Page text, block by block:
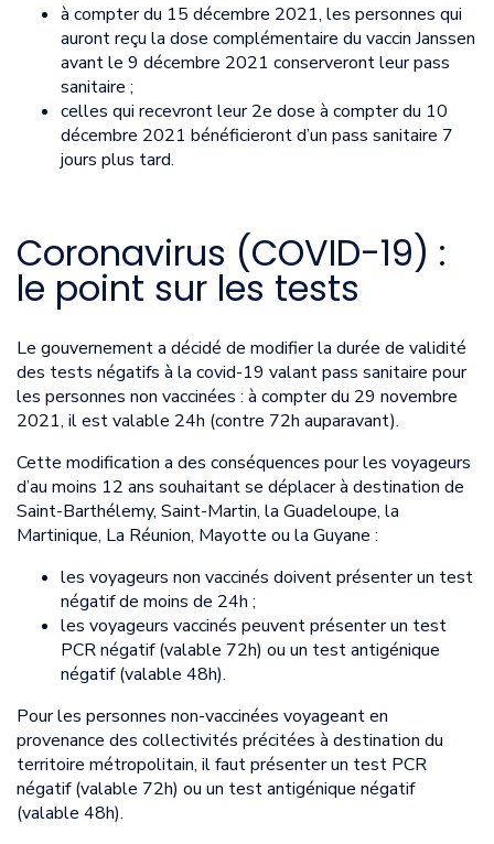
à compter du 15 décembre 2021, les personnes qui
auront reçu la dose complémentaire du vaccin Janssen
avant le 9 décembre 2021 conserveront leur pass
sanitaire ;
celles qui recevront leur 2e dose à compter du 10
décembre 2021 bénéficieront d’un pass sanitaire 7
jours plus tard.
Coronavirus (COVID-19) :
le point sur les tests
Le gouvernement a décidé de modifier la durée de validité
des tests négatifs à la covid-19 valant pass sanitaire pour
les personnes non vaccinées : à compter du 29 novembre
2021, il est valable 24h (contre 72h auparavant).
Cette modification a des conséquences pour les voyageurs
d’au moins 12 ans souhaitant se déplacer à destination de
Saint-Barthélemy, Saint-Martin, la Guadeloupe, la
Martinique, La Réunion, Mayotte ou la Guyane :
les voyageurs non vaccinés doivent présenter un test
négatif de moins de 24h ;
les voyageurs vaccinés peuvent présenter un test
PCR négatif (valable 72h) ou un test antigénique
négatif (valable 48h).
Pour les personnes non-vaccinées voyageant en
provenance des collectivités précitées à destination du
territoire métropolitain, il faut présenter un test PCR
négatif (valable 72h) ou un test antigénique négatif
(valable 48h).